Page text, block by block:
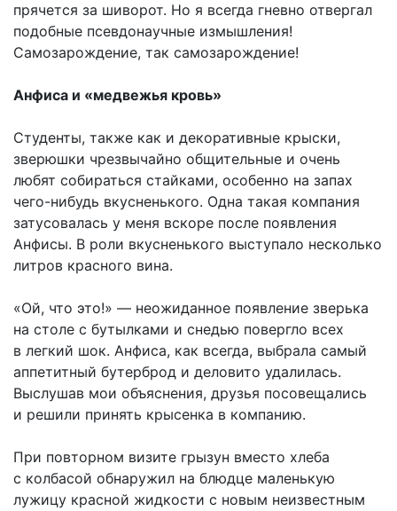
прячется за шиворот. Но я всегда гневно отвергал
подобные псевдонаучные измышления!
Самозарождение, так самозарождение!
Анфиса и «медвежья кровь»
Студенты, также как и декоративные крыски,
зверюшки чрезвычайно общительные и очень
любят собираться стайками, особенно на запах
чего-нибудь вкусненького. Одна такая компания
затусовалась у меня вскоре после появления
Анфисы. В роли вкусненького выступало несколько
литров красного вина.
«Ой, что это!» — неожиданное появление зверька
на столе с бутылками и снедью повергло всех
в легкий шок. Анфиса, как всегда, выбрала самый
аппетитный бутерброд и деловито удалилась.
Выслушав мои объяснения, друзья посовещались
и решили принять крысенка в компанию.
При повторном визите грызун вместо хлеба
с колбасой обнаружил на блюдце маленькую
лужицу красной жидкости с новым неизвестным